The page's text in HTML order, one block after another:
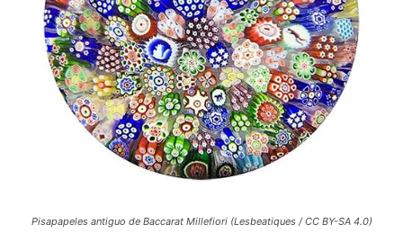
Pisapapeles antiguo de Baccarat Millefiori (Lesbeatiques / CC BY-SA 4.0)